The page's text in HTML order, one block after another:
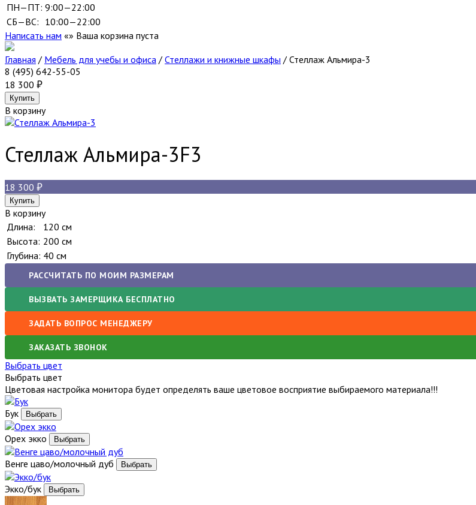
ПН—ПТ: 9:00—22:00
СБ—ВС: 10:00—22:00
Написать нам
Ваша корзина пуста
Главная / Мебель для учебы и офиса / Стеллажи и книжные шкафы / Стеллаж Альмира-3
8 (495) 642-55-05
18 300
В корзину
Стеллаж Альмира-3F3
18 300
В корзину
Длина:
120 см
Высота: 200 см
Глубина: 40 см
РАССЧИТАТЬ ПО МОИМ РАЗМЕРАМ
ВЫЗВАТЬ ЗАМЕРЩИКА БЕСПЛАТНО
ЗАДАТЬ ВОПРОС МЕНЕДЖЕРУ
ЗАКАЗАТЬ ЗВОНОК
Выбрать цвет
Выбрать цвет
Цветовая настройка монитора будет определять ваше цветовое восприятие выбираемого материала!!!
Бук
Орех экко
Венге цаво/молочный дуб
Экко/бук